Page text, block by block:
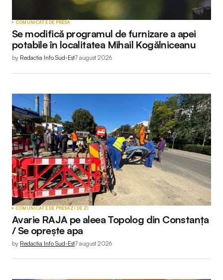
COMUNICATE DE PRESĂ
Se modifică programul de furnizare a apei
potabile în localitatea Mihail Kogălniceanu
by Redactia Info Sud-Est7 august 2026
COMUNICATE DE PRESĂZI DE ZI
Avarie RAJA pe aleea Topolog din Constanța
/ Se oprește apa
by Redactia Info Sud-Est7 august 2026